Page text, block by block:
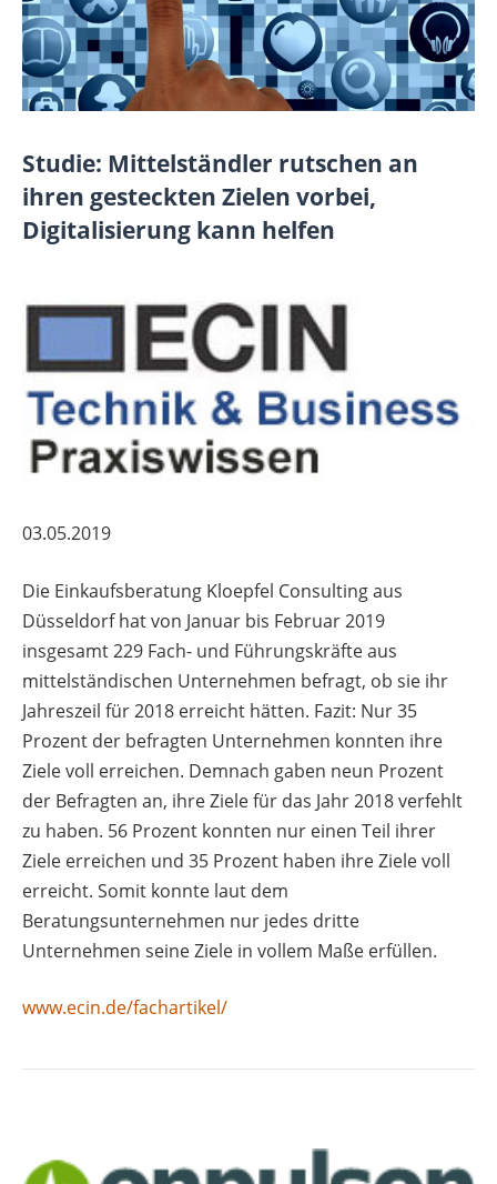
Studie: Mittelständler rutschen an
ihren gesteckten Zielen vorbei,
Digitalisierung kann helfen
03.05.2019
Die Einkaufsberatung Kloepfel Consulting aus
Düsseldorf hat von Januar bis Februar 2019
insgesamt 229 Fach- und Führungskräfte aus
mittelständischen Unternehmen befragt, ob sie ihr
Jahreszeil für 2018 erreicht hätten. Fazit: Nur 35
Prozent der befragten Unternehmen konnten ihre
Ziele voll erreichen. Demnach gaben neun Prozent
der Befragten an, ihre Ziele für das Jahr 2018 verfehlt
zu haben. 56 Prozent konnten nur einen Teil ihrer
Ziele erreichen und 35 Prozent haben ihre Ziele voll
erreicht. Somit konnte laut dem
Beratungsunternehmen nur jedes dritte
Unternehmen seine Ziele in vollem Maße erfüllen.
www.ecin.de/fachartikel/